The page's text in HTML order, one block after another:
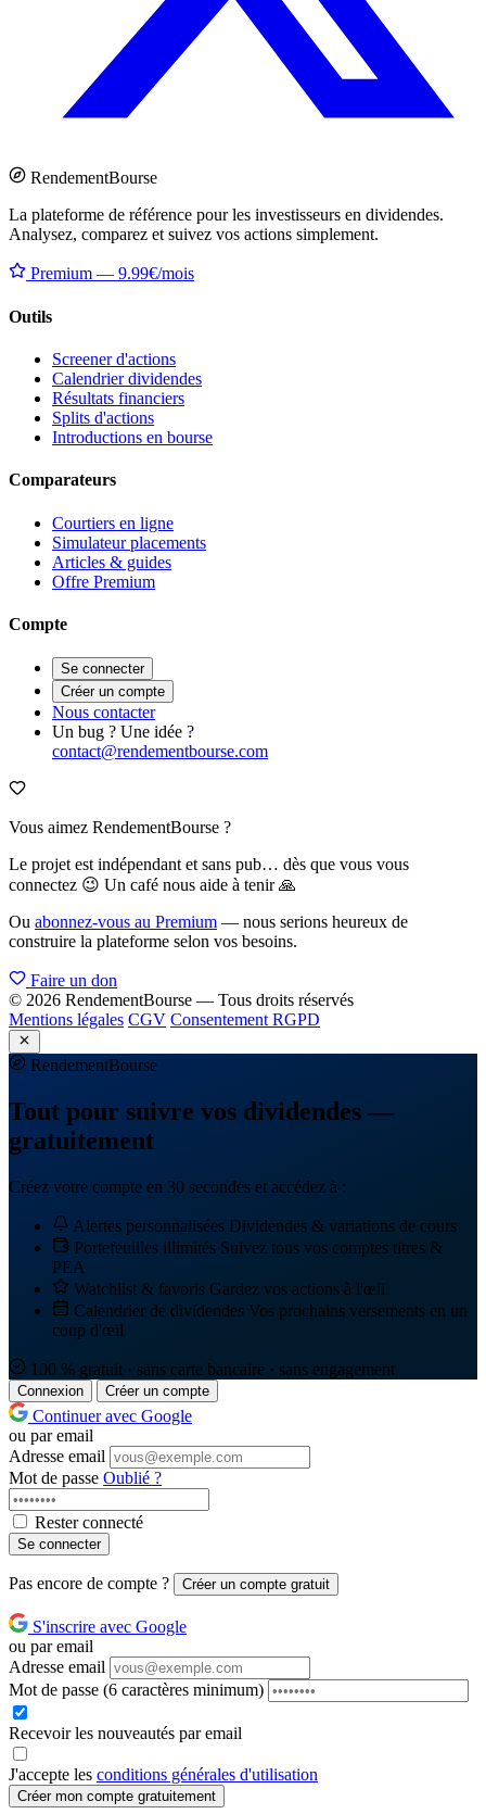
RendementBourse
La plateforme de référence pour les investisseurs en dividendes.
Analysez, comparez et suivez vos actions simplement.
Premium — 9.99€/mois
Outils
Screener d'actions
Calendrier dividendes
Résultats financiers
Splits d'actions
Introductions en bourse
Comparateurs
Courtiers en ligne
Simulateur placements
Articles & guides
Offre Premium
Compte
Se connecter
Créer un compte
Nous contacter
Un bug ? Une idée ?
contact@rendementbourse.com
Vous aimez RendementBourse ?
Le projet est indépendant et sans pub… dès que vous vous
connectez 😉 Un café nous aide à tenir 🙏
Ou abonnez-vous au Premium — nous serions heureux de
construire la plateforme selon vos besoins.
Faire un don
© 2026 RendementBourse — Tous droits réservés
Mentions légales CGV Consentement RGPD
RendementBourse
Tout pour suivre vos dividendes —
gratuitement
Créez votre compte en 30 secondes et accédez à :
Alertes personnalisées Dividendes & variations de cours
Portefeuilles illimités Suivez tous vos comptes titres &
PEA
Watchlist & favoris Gardez vos actions à l'œil
Calendrier de dividendes Vos prochains versements en un
coup d'œil
100 % gratuit · sans carte bancaire · sans engagement
Connexion Créer un compte
Continuer avec Google
ou par email
Adresse email
Mot de passe Oublié ?
Rester connecté
Se connecter
Pas encore de compte ? Créer un compte gratuit
S'inscrire avec Google
ou par email
Adresse email
Mot de passe (6 caractères minimum)
Recevoir les nouveautés par email
J'accepte les conditions générales d'utilisation
Créer mon compte gratuitement